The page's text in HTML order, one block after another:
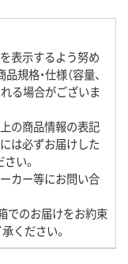
表示するよう努め
規格・仕様（容量、
れる場合がございま
の商品情報の表記
は必ずお届けした
い。
カー等にお問い合
でのお届けをお約束
ください。